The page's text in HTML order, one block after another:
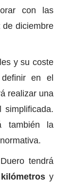
con las
de diciembre
y su coste
en el
realizar una
simplificada.
también la
tendrá
y